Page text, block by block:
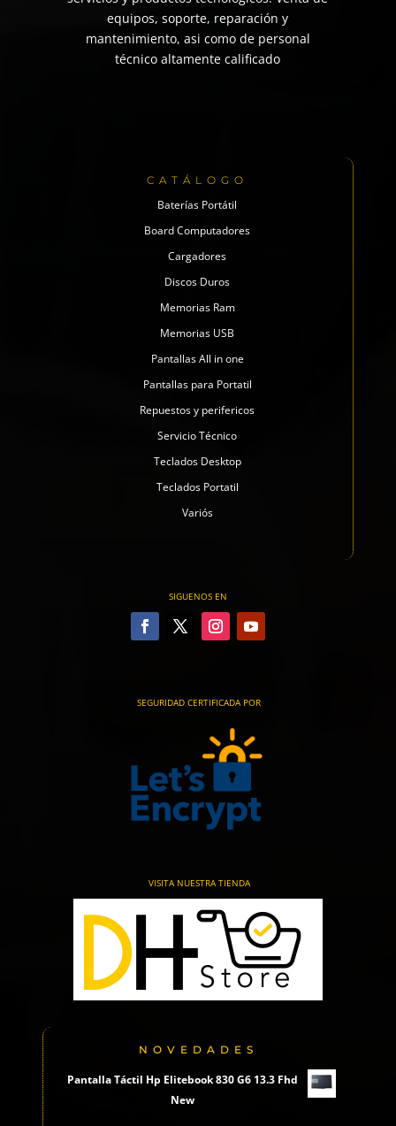
equipos, soporte, reparación y
mantenimiento, asi como de personal
técnico altamente calificado
CATÁLOGO
Baterías Portátil
Board Computadores
Cargadores
Discos Duros
Memorias Ram
Memorias USB
Pantallas All in one
Pantallas para Portatil
Repuestos y perifericos
Servicio Técnico
Teclados Desktop
Teclados Portatil
Variós
SIGUENOS EN
SEGURIDAD CERTIFICADA POR
VISITA NUESTRA TIENDA
NOVEDADES
Pantalla Táctil Hp Elitebook 830 G6 13.3 Fhd
New